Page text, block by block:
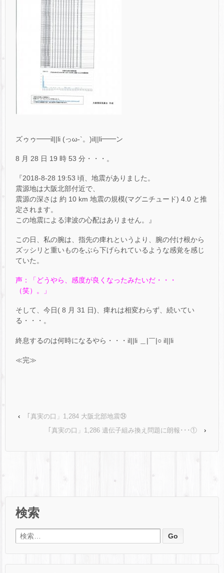
ズゥゥ━━il||li (っω-`。)il||li━━ン
8 月 28 日 19 時 53 分・・・。
『2018-8-28 19:53 頃、地震がありました。
震源地は大阪北部付近で、
震源の深さは 約 10 km 地震の規模(マグニチュード) 4.0 と推
定されます。
この地震による津波の心配はありません。』
この日、私の腕は、指先の痺れというより、腕の付け根から
ズッシリと重いものをぶら下げられているような感覚を感じ
ていた。
声：「どうやら、感度が良くなったみたいだ・・・
（笑）。」
そして、今日( 8 月 31 日)、痺れは相変わらず、続いてい
る・・・。
終息するのは何時になるやら・・・il||li ＿|￣|○ il||li
≪完≫
‹
｢真実の口」1,284 大阪北部地震㉔
｢真実の口」1,286 遺伝子組み換え問題に朗報･･･①
›
検索
検索: